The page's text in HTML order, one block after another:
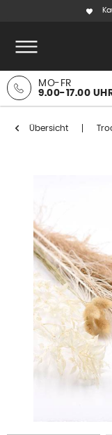
MO-FR
9.00-17.00
Übersicht